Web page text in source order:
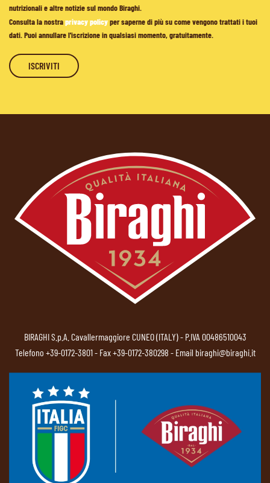
nutrizionali e altre notizie sul mondo Biraghi.
Consulta la nostraprivacy policyper saperne di più su come vengono trattati i tuoi
dati. Puoi annullare l'iscrizione in qualsiasi momento, gratuitamente.
BIRAGHI S.p.A. Cavallermaggiore CUNEO (ITALY) - P.IVA 00486510043
Telefono +39-0172-3801- Fax +39-0172-380298 - Email biraghi@biraghi.it